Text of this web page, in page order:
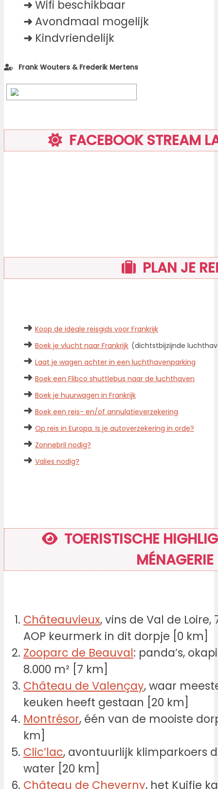
➜Wifi beschikbaar
➜ Avondmaal mogelijk
➜ Kindvriendelijk
Frank Wouters & Frederik Mertens
FACEBOOK STREAM
PLAN JE
➜ Koop de ideale reisgids voor Frankrijk
➜ Boek je vlucht naar Frankrijk (dichtstbijzijnde
➜ Laat je wagen achter in een luchthavenparking
➜ Boek een Flibco shuttlebus naar de luchthaven
➜ Boek je huurwagen in Frankrijk
➜ Boek een reis- en/of annulatieverzekering
➜ Op reis in Europa. Is je autoverzekering in orde?
➜ Zonnebril nodig?
➜ Valies nodig?
TOERISTISCHE
MÉNAGERIE
Châteauvieux, vins de Val de
AOP keurmerk in dit dorpje [0 km]
Zooparc de Beauval: panda’s,
8.000 m² [7 km]
Château de Valençay, waar
keuken heeft gestaan [20 km]
Montrésor, één van de mooiste
km]
Clic’lac, avontuurlijk klimparkoers
water [20 km]
Château de Cheverny, het Kuifje